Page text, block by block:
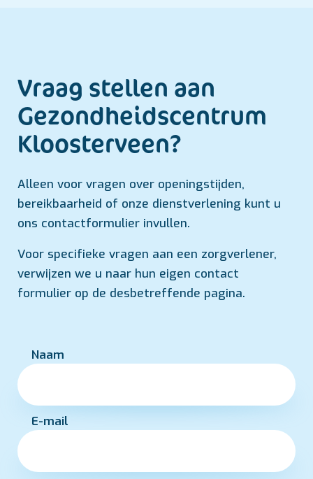
Vraag stellen aan
Gezondheids­centrum
Kloosterveen?
Alleen voor vragen over openingstijden,
bereikbaarheid of onze dienstverlening kunt u
ons contactformulier invullen.
Voor specifieke vragen aan een zorgverlener,
verwijzen we u naar hun eigen contact
formulier op de desbetreffende pagina.
Naam
E-mail